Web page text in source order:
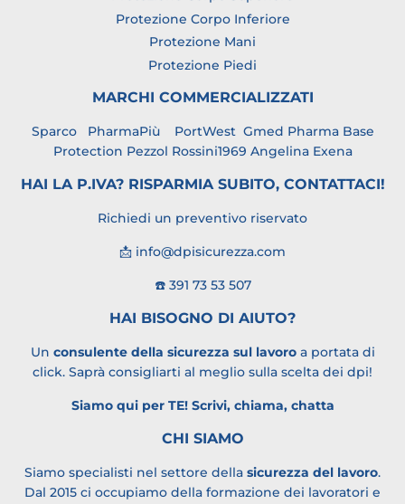
Protezione Corpo Inferiore
Protezione Mani
Protezione Piedi
MARCHI COMMERCIALIZZATI
SparcoPharmaPiù PortWestGmed Pharma Base
Protection Pezzol Rossini1969 Angelina Exena
HAI LA P.IVA? RISPARMIA SUBITO, CONTATTACI!
Richiedi un preventivo riservato
📩 info@dpisicurezza.com
☎️ 391 73 53 507
HAI BISOGNO DI AIUTO?
Un consulente della sicurezza sul lavoroa portata di
click. Saprà consigliarti al meglio sulla scelta dei dpi!
Siamo qui per TE! Scrivi, chiama, chatta
CHI SIAMO
Siamo specialisti nel settore della sicurezza del lavoro.
Dal 2015 ci occupiamo della formazione dei lavoratori e